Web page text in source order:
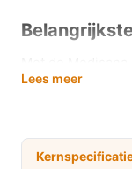
voordelen die
ervoor dat
van een
Lees meer